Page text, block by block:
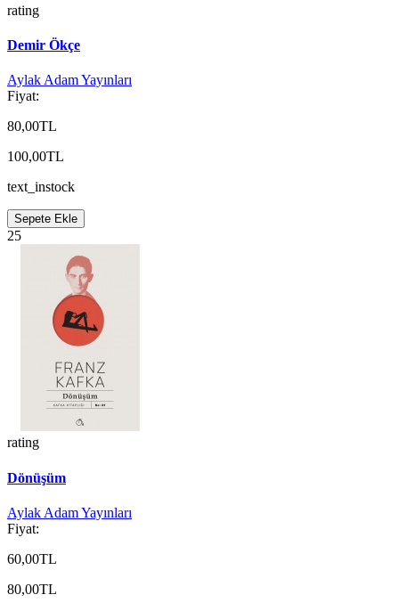
rating
Demir Ökçe
Aylak Adam Yayınları
Fiyat:
80,00TL
100,00TL
text_instock
Sepete Ekle
25
rating
Dönüşüm
Aylak Adam Yayınları
Fiyat:
60,00TL
80,00TL